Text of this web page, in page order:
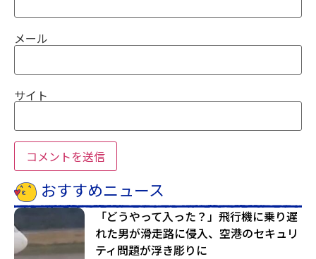
メール
サイト
おすすめニュース
「どうやって入った？」飛行機に乗り遅
れた男が滑走路に侵入、空港のセキュリ
ティ問題が浮き彫りに